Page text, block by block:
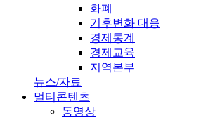
화폐
기후변화 대응
경제통계
경제교육
지역본부
뉴스/자료
멀티콘텐츠
동영상